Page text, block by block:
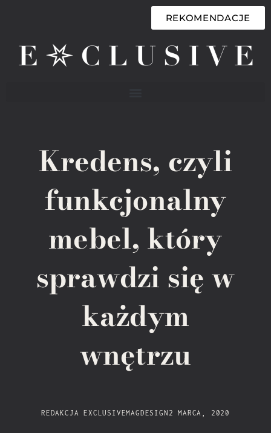
REKOMENDACJE
Kredens, czyli
funkcjonalny
mebel, który
sprawdzi się w
każdym
wnętrzu
REDAKCJA EXCLUSIVEMAG DESIGN 2 MARCA, 2020